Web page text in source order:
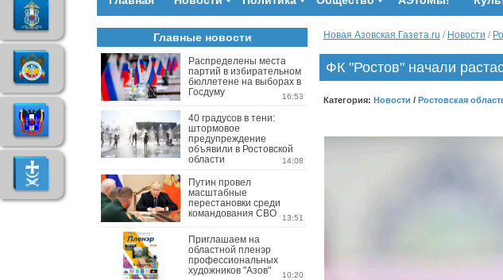
Новая Азовская Газета.ru / Новости /
ФК "Ростов" начали
Категория: Новости / Ростовская
Главные новости
Распределены места
партий в избирательном
бюллетене на выборах в
Госдуму
16:53
40 градусов в тени:
штормовое
предупреждение
объявили в Ростовской
области
14:08
Путин провел
масштабные
перестановки среди
командования СВО
13:51
Приглашаем на
областной пленэр
профессиональных
художников "Азов"
10:20